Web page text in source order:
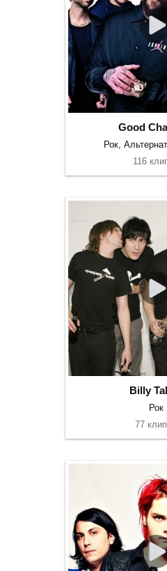
Good
Рок,
116
Billy
Рок
77